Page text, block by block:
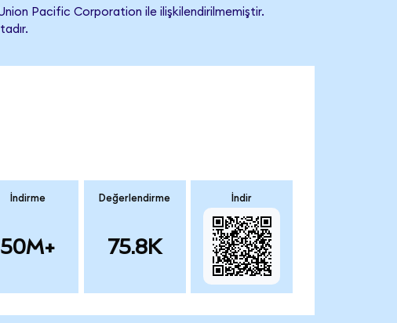
Pacific Corporation ile ilişkilendirilmemiştir.
İndirme
50M+
Değerlendirme
75.8K
İndir